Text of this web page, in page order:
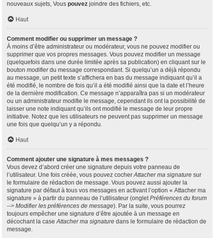
nouveaux sujets, Vous pouvez joindre des fichiers, etc.
Haut
Comment modifier ou supprimer un message ?
À moins d’être administrateur ou modérateur, vous ne pouvez modifier ou
supprimer que vos propres messages. Vous pouvez modifier un message
(quelquefois dans une durée limitée après sa publication) en cliquant sur le
bouton modifierdu message correspondant. Si quelqu’un a déjà répondu
au message, un petit texte s’affichera en bas du message indiquant qu’il a
été modifié, le nombre de fois qu’il a été modifié ainsi que la date et l’heure
de la dernière modification. Ce message n’apparaîtra pas si un modérateur
ou un administrateur modifie le message, cependant ils ont la possibilité de
laisser une note indiquant qu’ils ont modifié le message de leur propre
initiative. Notez que les utilisateurs ne peuvent pas supprimer un message
une fois que quelqu’un y a répondu.
Haut
Comment ajouter une signature à mes messages ?
Vous devez d’abord créer une signature depuis votre panneau de
l’utilisateur. Une fois créée, vous pouvez cocherAttacher ma signature sur
le formulaire de rédaction de message. Vous pouvez aussi ajouter la
signature par défaut à tous vos messages en activant l’option « Attacher ma
signature » à partir du panneau de l’utilisateur (ongletPréférences du forum
--> Modifier les préférences de message). Par la suite, vous pourrez
toujours empêcher une signature d’être ajoutée à un message en
décochant la caseAttacher ma signature dans le formulaire de rédaction de
message.